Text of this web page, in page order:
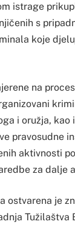
istrage
s
koje
na
i oružja, kao
pravosudne
aktivnosti
za dalje
ostvarena je
Tužilaštva